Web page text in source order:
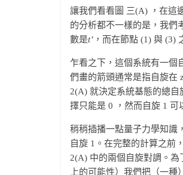
讓我們看看圖 三(A) ，在這
的分析都不一樣的是，我們
數是t’ ，而在節點 (1) 與 (3)
乍看之下，這個系統有一個
們畫的箭頭通常是指自旋在
2(A) 就決定系統基態的總自
擇只能是 0 ，然而自旋 1 可
稍稍插播一點量子力學知識
自旋 1。在完整的計算之前
2(A) 中的兩個自旋對調。
上的可能性）我們把（一